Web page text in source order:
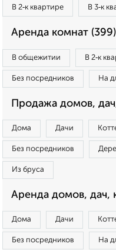
В 2‑к квартире В 3‑к
Аренда комнат (399)
В общежитии В 2‑к
Без посредников На
Продажа домов,
Дома Дачи
Без посредников
Из бруса
Аренда домов, дач,
Дома Дачи
Без посредников На